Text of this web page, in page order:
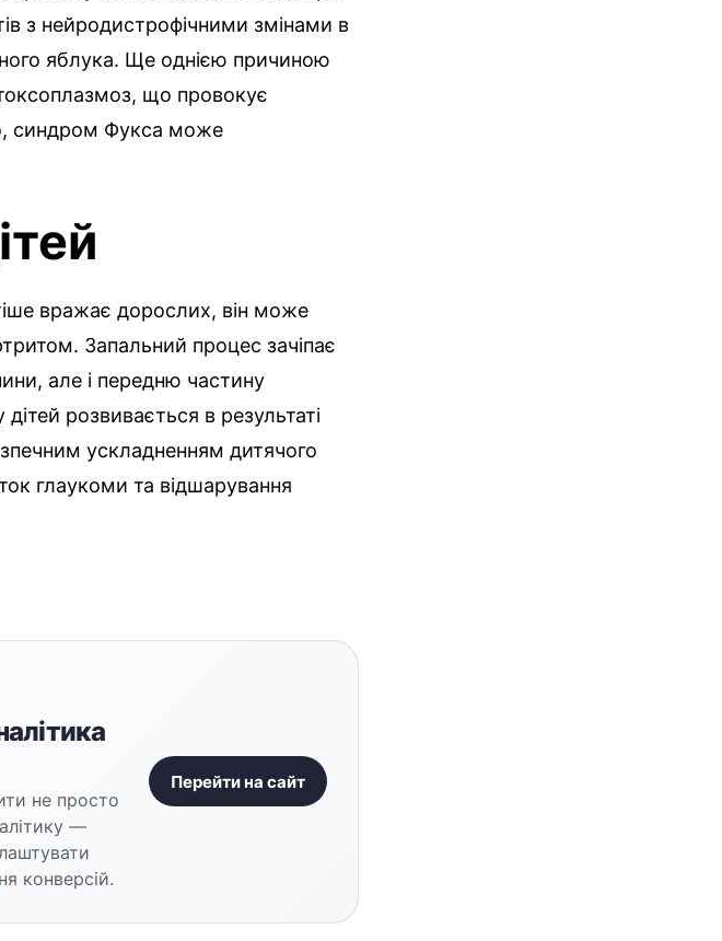
з нейродистрофічними змінами в
яблука. Ще однією причиною
що провокує
синдром Фукса може
вражає дорослих, він може
Запальний процес зачіпає
але і передню частину
розвивається в результаті
ускладненням дитячого
глаукоми та відшарування
не просто
—
конверсій.
Перейти на сайт